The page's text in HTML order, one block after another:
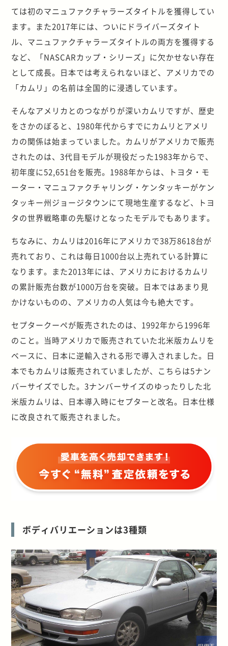
ては初のマニュファクチャラーズタイトルを獲得してい
ます。また2017年には、ついにドライバーズタイト
ル、マニュファクチャラーズタイトルの両方を獲得する
など、「NASCARカップ・シリーズ」に欠かせない存在
として成長。日本では考えられないほど、アメリカでの
「カムリ」の名前は全国的に浸透しています。
そんなアメリカとのつながりが深いカムリですが、歴史
をさかのぼると、1980年代からすでにカムリとアメリ
カの関係は始まっていました。カムリがアメリカで販売
されたのは、3代目モデルが現役だった1983年からで、
初年度に52,651台を販売。1988年からは、トヨタ・モ
ーター・マニュファクチャリング・ケンタッキーがケン
タッキー州ジョージタウンにて現地生産するなど、トヨ
タの世界戦略車の先駆けとなったモデルでもあります。
ちなみに、カムリは2016年にアメリカで38万8618台が
売れており、これは毎日1000台以上売れている計算に
なります。また2013年には、アメリカにおけるカムリ
の累計販売台数が1000万台を突破。日本ではあまり見
かけないものの、アメリカの人気は今も絶大です。
セプタークーペが販売されたのは、1992年から1996年
のこと。当時アメリカで販売されていた北米版カムリを
ベースに、日本に逆輸入される形で導入されました。日
本でもカムリは販売されていましたが、こちらは5ナン
バーサイズでした。3ナンバーサイズのゆったりした北
米版カムリは、日本導入時にセプターと改名。日本仕様
に改良されて販売されました。
ボディバリエーションは3種類